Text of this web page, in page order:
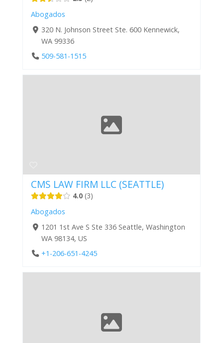
Abogados
320 N. Johnson Street Ste. 600 Kennewick,
WA 99336
509-581-1515
CMS LAW FIRM LLC (SEATTLE)
4.0 3
Abogados
1201 1st Ave S Ste 336 Seattle, Washington
WA 98134, US
+1-206-651-4245